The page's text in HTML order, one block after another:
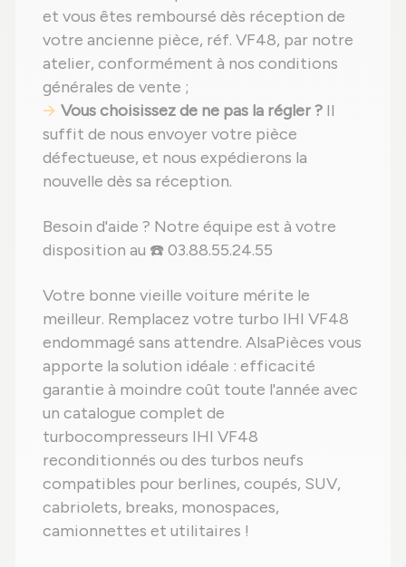
et vous êtes remboursé dès réception de
votre ancienne pièce, réf. VF48, par notre
atelier, conformément à nos conditions
générales de vente ;
Vous choisissez de ne pas la régler ? Il
suffit de nous envoyer votre pièce
défectueuse, et nous expédierons la
nouvelle dès sa réception.
Besoin d'aide ? Notre équipe est à votre
disposition au ☎️ 03.88.55.24.55
Votre bonne vieille voiture mérite le
meilleur. Remplacez votre turbo IHI VF48
endommagé sans attendre. AlsaPièces vous
apporte la solution idéale : efficacité
garantie à moindre coût toute l'année avec
un catalogue complet de
turbocompresseurs IHI VF48
reconditionnés ou des turbos neufs
compatibles pour berlines, coupés, SUV,
cabriolets, breaks, monospaces,
camionnettes et utilitaires !